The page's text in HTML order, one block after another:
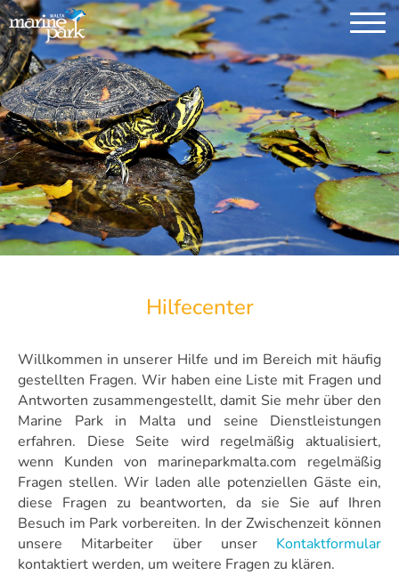
Hilfecenter
Willkommen in unserer Hilfe und im Bereich mit häufig
gestellten Fragen. Wir haben eine Liste mit Fragen und
Antworten zusammengestellt, damit Sie mehr über den
Marine Park in Malta und seine Dienstleistungen
erfahren. Diese Seite wird regelmäßig aktualisiert,
wenn Kunden von marineparkmalta.com regelmäßig
Fragen stellen. Wir laden alle potenziellen Gäste ein,
diese Fragen zu beantworten, da sie Sie auf Ihren
Besuch im Park vorbereiten. In der Zwischenzeit können
unsere Mitarbeiter über unser Kontaktformular
kontaktiert werden, um weitere Fragen zu klären.